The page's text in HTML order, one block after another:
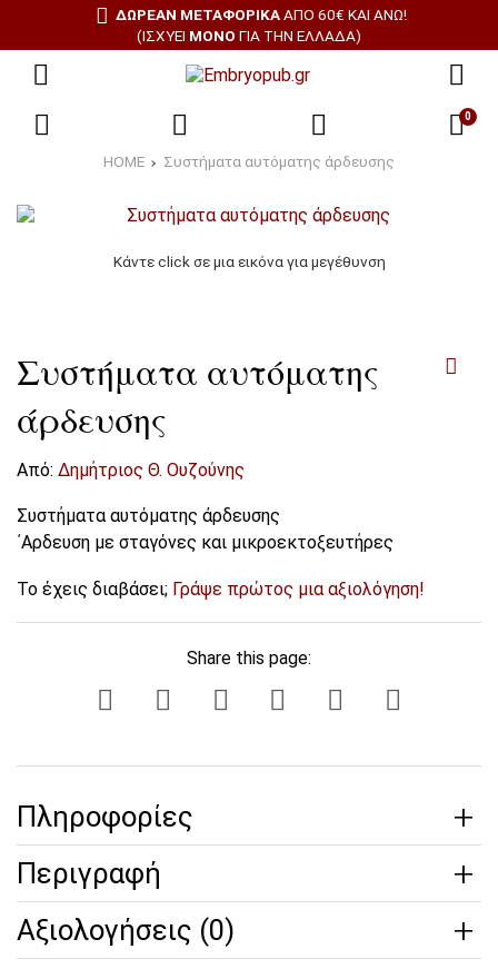
ΔΩΡΕΑΝ ΜΕΤΑΦΟΡΙΚΑΑΠΌ 60€ ΚΑΙ ΆΝΩ!
(ΙΣΧΎΕΙ ΜΌΝΟ ΓΙΑ ΤΗΝ ΕΛΛΆΔΑ)
0
HOME Συστήματα αυτόματης άρδευσης
Κάντε click σε μια εικόνα για μεγέθυνση
Συστήματα αυτόματης
άρδευσης
Από: Δημήτριος Θ. Ουζούνης
Συστήματα αυτόματης άρδευσης
΄Αρδευση με σταγόνες και μικροεκτοξευτήρες
Το έχεις διαβάσει; Γράψε πρώτος μια αξιολόγηση!
Share this page:
Πληροφορίες
Περιγραφή
Αξιολογήσεις (0)